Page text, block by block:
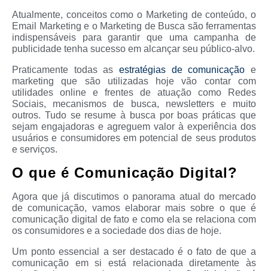
Atualmente, conceitos como o Marketing de conteúdo, o
Email Marketing e o Marketing de Busca são ferramentas
indispensáveis para garantir que uma campanha de
publicidade tenha sucesso em alcançar seu público-alvo.
Praticamente todas as estratégias de comunicação e
marketing que são utilizadas hoje vão contar com
utilidades online e frentes de atuação como Redes
Sociais, mecanismos de busca, newsletters e muito
outros. Tudo se resume à busca por boas práticas que
sejam engajadoras e agreguem valor à experiência dos
usuários e consumidores em potencial de seus produtos
e serviços.
O que é Comunicação Digital?
Agora que já discutimos o panorama atual do mercado
de comunicação, vamos elaborar mais sobre o que é
comunicação digital de fato e como ela se relaciona com
os consumidores e a sociedade dos dias de hoje.
Um ponto essencial a ser destacado é o fato de que a
comunicação em si está relacionada diretamente às